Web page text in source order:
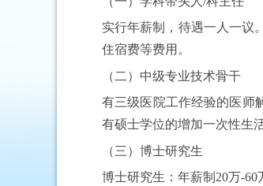
实行年薪制，待遇一人一议
住宿费等费用。
（二）中级专业技术骨干
有三级医院工作经验的医师
有硕士学位的增加一次性生
（三）博士研究生
博士研究生：年薪制 20万-